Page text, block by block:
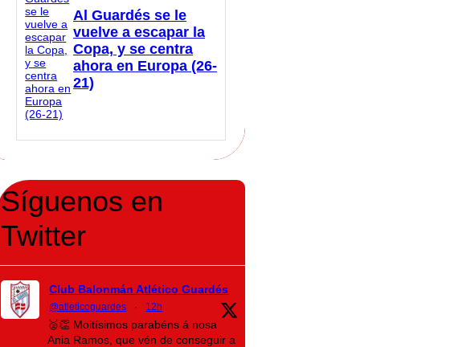
Al Guardés se le
vuelve a escapar la
Copa, y se centra
ahora en Europa (26-
21)
Síguenos en
Twitter
Club Balonmán Atlético Guardés
@atleticoguardes · 12h
🥈👏 Moitísimos parabéns á nosa
Ania Ramos, que vén de conseguir a